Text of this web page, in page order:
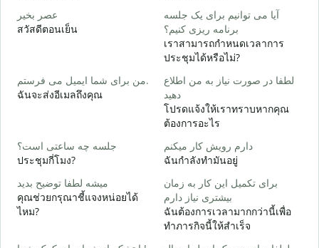
عصر بخیر
สวัสดีตอนเย็น
آیا می توانیم برای یک جلسه
برنامه ریزی کنیم؟
เราสามารถกำหนดเวลาการ
ประชุมได้หรือไม่?
من برای شما ایمیل می فرستم.
ฉันจะส่งอีเมลถึงคุณ
لطفا در صورت نیاز به من اطلاع
دهید
โปรดแจ้งให้เราทราบหากคุณ
ต้องการอะไร
جلسه چه ساعتی است؟
ประชุมกี่โมง?
دارم رویش کار میکنم
ฉันกำลังทำมันอยู่
میشه لطفا توضیح بدید
คุณช่วยกรุณาชี้แจงหน่อยได้
ไหม?
برای تکمیل این کار به زمان
بیشتری نیاز دارم
ฉันต้องการเวลามากกว่านี้เพื่อ
ทำภารกิจนี้ให้สำเร็จ